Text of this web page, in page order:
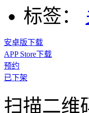
标签：
安卓版下载
APP Store下载
预约
已下架
扫描二维